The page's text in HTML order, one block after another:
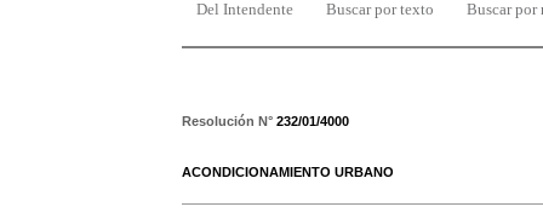
Del Intendente Buscar por texto Buscar por
Resolución N° 232/01/4000
ACONDICIONAMIENTO URBANO